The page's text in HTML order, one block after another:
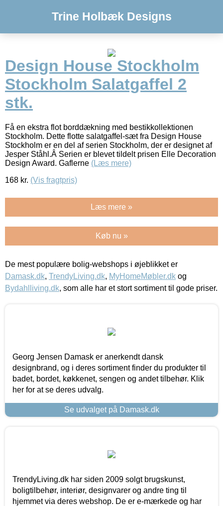
Trine Holbæk Designs
Design House Stockholm
Stockholm Salatgaffel 2
stk.
Få en ekstra flot borddækning med bestikkollektionen
Stockholm. Dette flotte salatgaffel-sæt fra Design House
Stockholm er en del af serien Stockholm, der er designet af
Jesper Ståhl.Â Serien er blevet tildelt prisen Elle Decoration
Design Award. Gaflerne (Læs mere)
168 kr. (Vis fragtpris)
Læs mere »
Køb nu »
De mest populære bolig-webshops i øjeblikket er
Damask.dk, TrendyLiving.dk, MyHomeMøbler.dk og
Bydahlliving.dk, som alle har et stort sortiment til gode priser.
Georg Jensen Damask er anerkendt dansk
designbrand, og i deres sortiment finder du produkter til
badet, bordet, køkkenet, sengen og andet tilbehør. Klik
her for at se deres udvalg.
Se udvalget på Damask.dk
TrendyLiving.dk har siden 2009 solgt brugskunst,
boligtilbehør, interiør, designvarer og andre ting til
hjemmet via deres webshop. De er e-mærkede og har